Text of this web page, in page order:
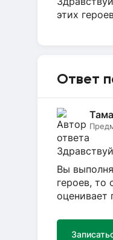
этих
Ответ
Вы
героев, то
оценивает